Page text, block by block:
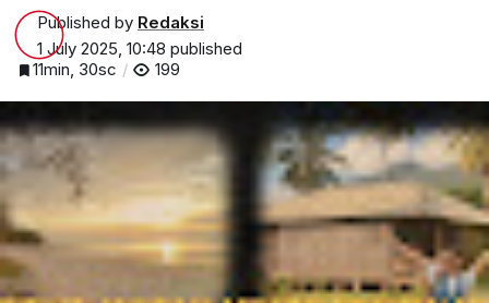
Published by Redaksi
1 July 2025, 10:48 published
11min, 30sc
199